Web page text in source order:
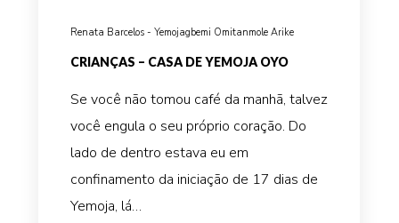
Renata Barcelos - Yemojagbemi Omitanmole Arike
CRIANÇAS – CASA DE YEMOJA OYO
Se você não tomou café da manhã, talvez
você engula o seu próprio coração. Do
lado de dentro estava eu em
confinamento da iniciação de 17 dias de
Yemoja, lá…